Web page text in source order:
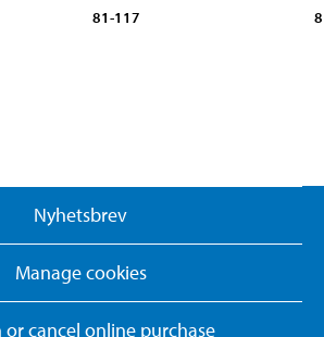
81-117
Nyhetsbrev
Manage cookies
or cancel online purchase